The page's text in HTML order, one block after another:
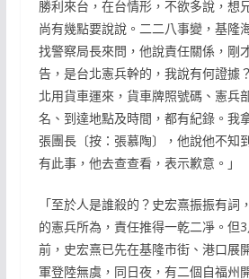
勝利來台，在台情形，不欲多說，想
尚有幾點要說說。二二八事變，基隆
找警察局長來問，他說責任關係，剛
告，是台北憲兵幹的，我說有何證據
北用貨車運來，貨車牌照號碼、憲兵
名、到達地點及時間，都有紀錄。我
張團長〔按：張慕陶〕，他說他不知
有此事，他去查查看，表示歉意。」
「至於人是誰殺的？史宏熹振振有詞
的憲兵所為，責任推得一乾二凈。但
前，史宏熹已先在基隆市街、港口展
軍登陸無虞，同日夜，有二個自福州